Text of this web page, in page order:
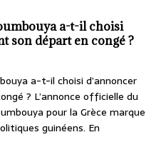
a-t-il choisi
son départ en congé ?
a-t-il choisi d’annoncer
? L’annonce officielle du
pour la Grèce marque
guinéens. En